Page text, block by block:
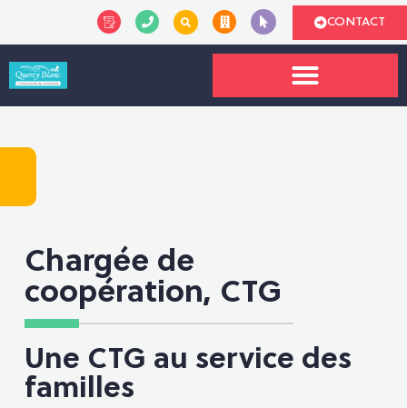
CONTACT
Chargée de
coopération, CTG
Une CTG au service des
familles